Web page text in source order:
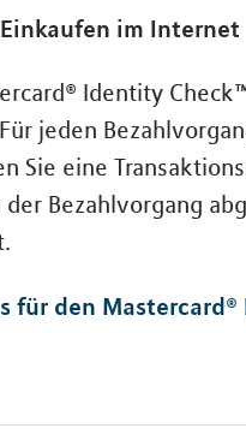
im Internet
Identity
jeden
Sie eine
der Bezahlvorgang
für den